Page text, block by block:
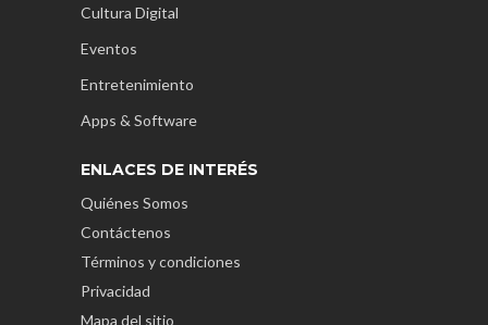
Cultura Digital
Eventos
Entretenimiento
Apps & Software
ENLACES DE INTERÉS
Quiénes Somos
Contáctenos
Términos y condiciones
Privacidad
Mapa del sitio